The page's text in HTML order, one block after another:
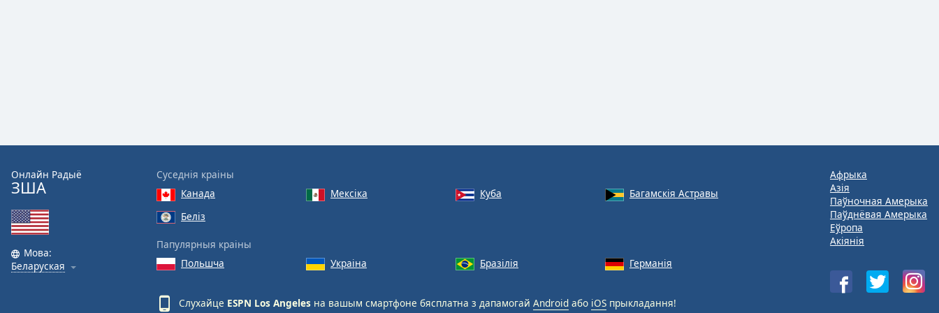
Style
Font
Family
Reset
Онлайн Радыё
ЗША
Мова:
Беларуская
Суседнія краіны
Канада
Мексіка Куба
Багамскія Астравы
Беліз
Папулярныя краіны
Польшча
Украіна Бразілія Германія
Слухайце ESPN Los Angeles на вашым смартфоне бясплатна з дапамогай Android або iOS прыкладання!
Афрыка
Азія
Паўночная Амерыка
Паўднёвая Амерыка
Еўропа
Акіянія